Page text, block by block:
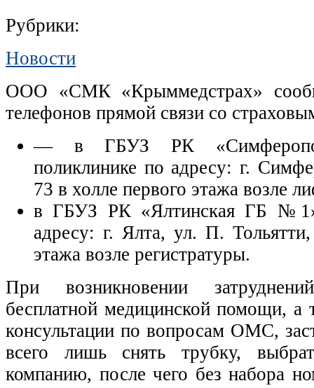
Рубрики:
Новости
ООО «СМК «Крыммедстрах»
телефонов прямой связи со
— в ГБУЗ РК
поликлинике по адресу: г.
73 в холле первого этажа возле
в ГБУЗ РК «Ялтинская ГБ
адресу: г. Ялта, ул. П.
этажа возле регистратуры.
При возникновении
бесплатной медицинской помощи, а
консультации по вопросам ОМС,
всего лишь снять трубку,
компанию, после чего без набора